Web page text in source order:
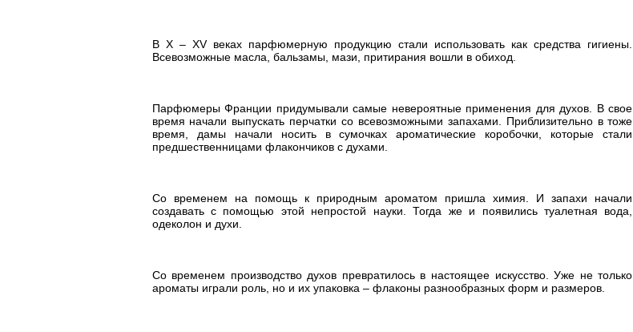
В Х – ХV веках парфюмерную продукцию стали использовать как средства гигиены.
Всевозможные масла, бальзамы, мази, притирания вошли в обиход.
Парфюмеры Франции придумывали самые невероятные применения для духов. В свое
время начали выпускать перчатки со всевозможными запахами. Приблизительно в тоже
время, дамы начали носить в сумочках ароматические коробочки, которые стали
предшественницами флакончиков с духами.
Со временем на помощь к природным ароматом пришла химия. И запахи начали
создавать с помощью этой непростой науки. Тогда же и появились туалетная вода,
одеколон и духи.
Со временем производство духов превратилось в настоящее искусство. Уже не только
ароматы играли роль, но и их упаковка – флаконы разнообразных форм и размеров.